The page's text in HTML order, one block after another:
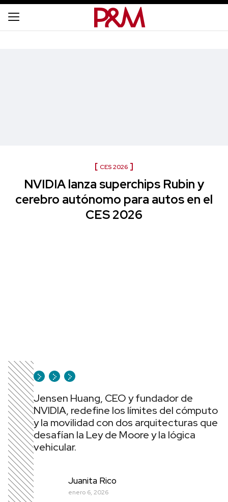
CES 2026
NVIDIA lanza superchips Rubin y
cerebro autónomo para autos en el
CES 2026
Jensen Huang, CEO y fundador de
NVIDIA, redefine los límites del cómputo
y la movilidad con dos arquitecturas que
desafían la Ley de Moore y la lógica
vehicular.
Juanita Rico
enero 6, 2026